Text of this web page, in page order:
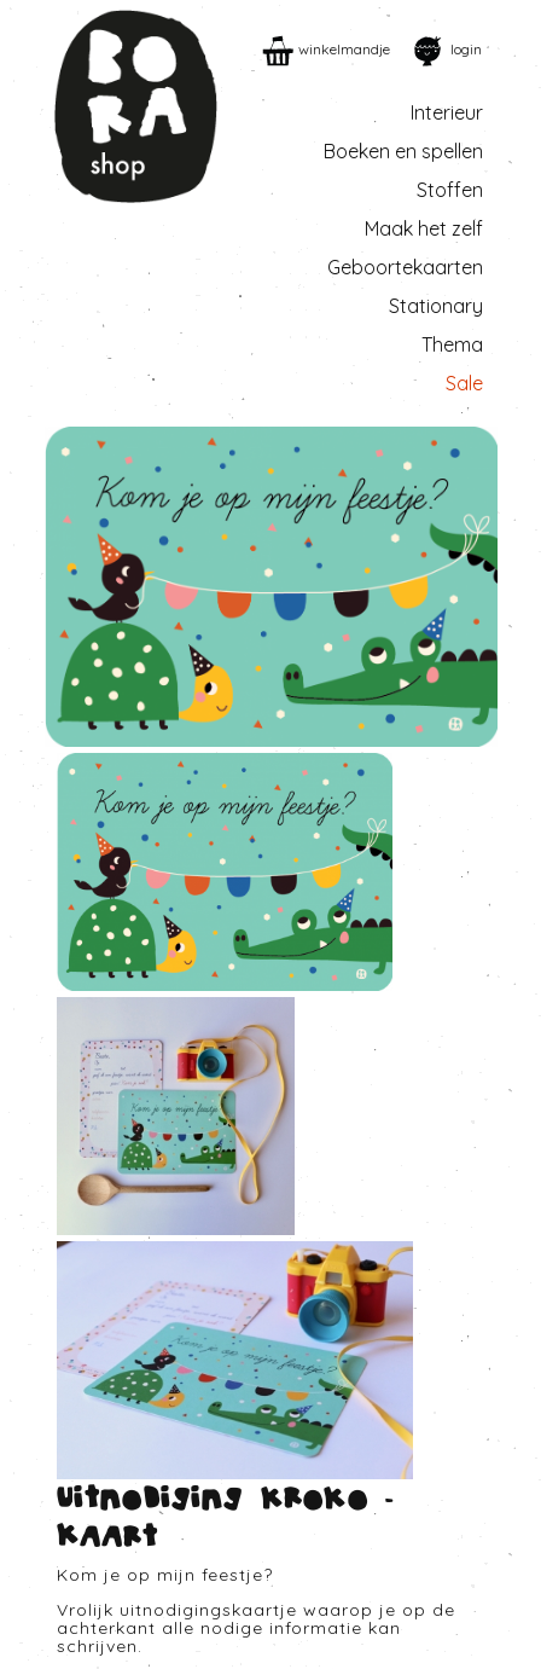
winkelmandje login
Interieur
Boeken en spellen
Stoffen
Maak het zelf
Geboortekaarten
Stationary
Thema
Sale
Uitnodiging kroko -
Kaart
Kom je op mijn feestje?
Vrolijk uitnodigingskaartje waarop je op de
achterkant alle nodige informatie kan
schrijven.